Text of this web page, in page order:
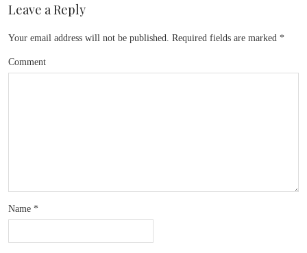
Leave a Reply
Your email address will not be published. Required fields are marked *
Comment
Name *